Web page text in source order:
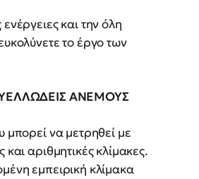
και την όλη
το έργο των
ΑΝΕΜΟΥΣ
μπορεί να μετρηθεί με
αριθμητικές κλίμακες.
εμπειρική κλίμακα